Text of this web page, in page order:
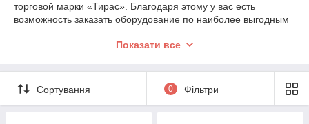
торговой марки «Тирас». Благодаря этому у вас есть
возможность заказать оборудование по наиболее выгодным
товары для монтажа системы, предупреждающей о
Благодаря этому вы можете заказать как отдельный пульт,
так и весь комплект оборудования для монтажа пожарной
системы.
Показати все
Сортування 0 Фільтри